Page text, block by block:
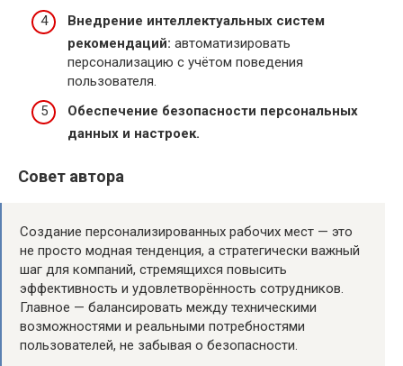
Внедрение интеллектуальных систем
рекомендаций: автоматизировать
персонализацию с учётом поведения
пользователя.
Обеспечение безопасности персональных
данных и настроек.
Совет автора
Создание персонализированных рабочих мест — это
не просто модная тенденция, а стратегически важный
шаг для компаний, стремящихся повысить
эффективность и удовлетворённость сотрудников.
Главное — балансировать между техническими
возможностями и реальными потребностями
пользователей, не забывая о безопасности.